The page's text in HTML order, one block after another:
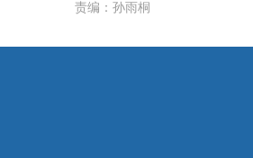
责编：孙雨桐